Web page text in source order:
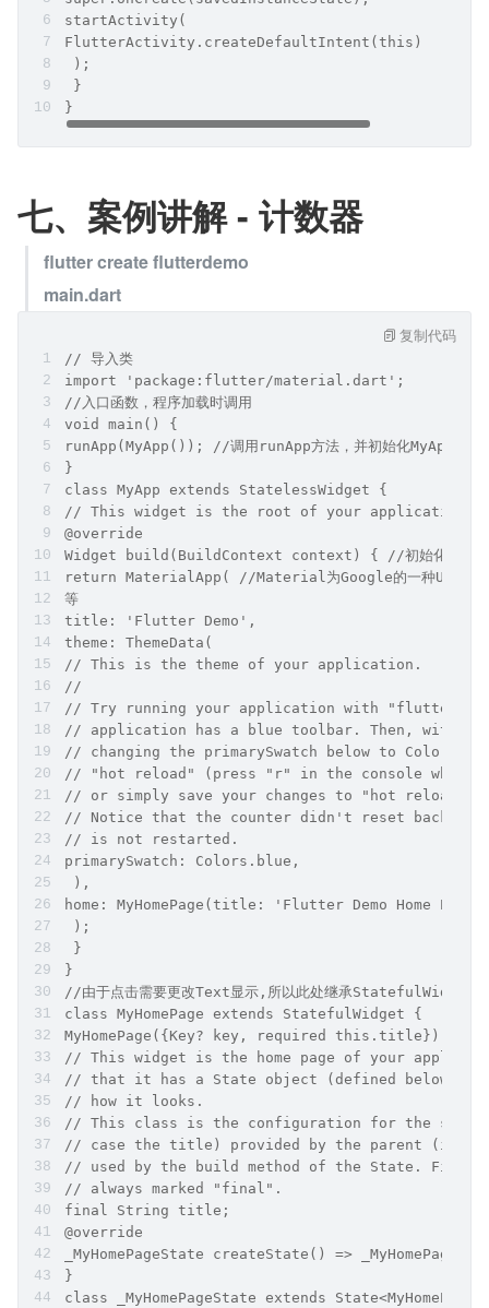
startActivity(
FlutterActivity.createDefaultIntent(this)
);
}
}
七、案例讲解 - 计数器
flutter create flutterdemo
main.dart
// 导⼊类
import 'package:flutter/material.dart';
//⼊⼝函数，程序加载时调⽤
void main() {
runApp(MyApp()); //调⽤runApp⽅法，并初始化MyApp
}
class MyApp extends StatelessWidget {
// This widget is the root of your application.
@override
Widget build(BuildContext context) { //初始化会调
return MaterialApp( //Material为Google的⼀种UI⻛格，
等
title: 'Flutter Demo',
theme: ThemeData(
// This is the theme of your application.
//
// Try running your application with "flutter
// application has a blue toolbar. Then,
// changing the primarySwatch below to
// "hot reload" (press "r" in the console
// or simply save your changes to "hot reload"
// Notice that the counter didn't reset back to
// is not restarted.
primarySwatch: Colors.blue,
),
home: MyHomePage(title: 'Flutter Demo Home Page'),
);
}
}
//由于点击需要更改Text显示,所以此处继承StatefulWidget
class MyHomePage extends StatefulWidget {
MyHomePage({Key? key, required this.title}) :
// This widget is the home page of your
// that it has a State object (defined below)
// how it looks.
// This class is the configuration for the
// case the title) provided by the parent (in
// used by the build method of the State. Fields
// always marked "final".
final String title;
@override
_MyHomePageState createState() =>
}
class _MyHomePageState extends
复制代码